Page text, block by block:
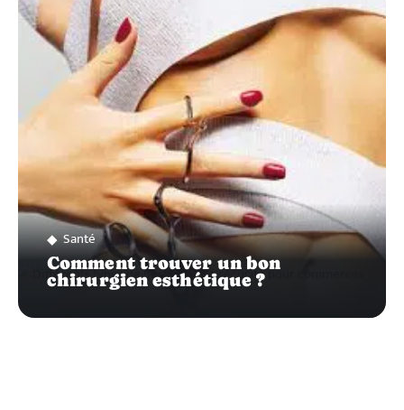
Santé
Comment trouver un bon
chirurgien esthétique ?